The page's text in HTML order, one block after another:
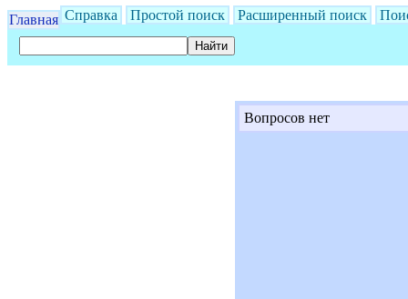
Главная Справка Простой поиск Расширенный поиск
Вопросов нет